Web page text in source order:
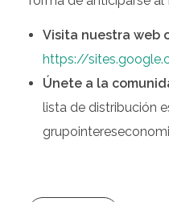
Visita nuestra web
https://
Únete a la
lista de distribución